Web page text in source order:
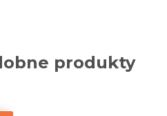
produkty